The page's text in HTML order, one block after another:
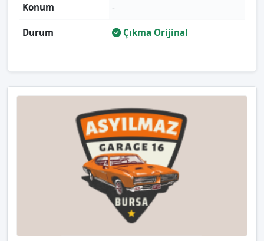
Konum -
Durum Çıkma Orijinal